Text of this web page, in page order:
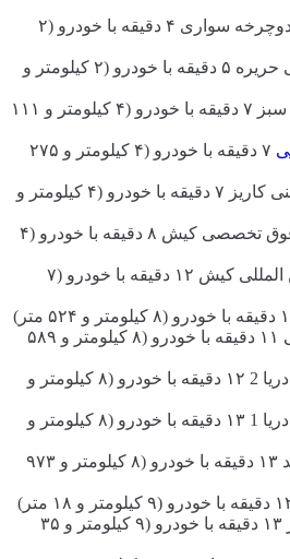
فاصله تا مسیر ویژه دوچرخه سواری ۴ دقیقه با خودرو (۲
فاصله تا شهر باستانی حریره ۵ دقیقه با خودرو (۲ کیلومتر و
فاصله تا پارك درخت سبز ۷ دقیقه با خودرو (۴ کیلومتر و ۱۱۱
۷ دقیقه با خودرو (۴ کیلومتر و ۲۷۵
فاصله تا شهر زیرزمینی کاریز ۷ دقیقه با خودرو (۴ کیلومتر و
فاصله تا بیمارستان فوق تخصصی كیش ۸ دقیقه با خودرو (۴
فاصله تا فرودگاه بین المللی کیش ۱۲ دقیقه با خودرو (۷
فاصله تا کشتی یونانی ۱۱ دقیقه با خودرو (۸ کیلومتر و ۵۸۹
فاصله تا بازار دامون دريا 2 ۱۲ دقیقه با خودرو (۸ کیلومتر و
فاصله تا بازار دامون دریا 1 ۱۳ دقیقه با خودرو (۸ کیلومتر و
فاصله تا بازار مروارید ۱۳ دقیقه با خودرو (۸ کیلومتر و ۹۷۳
فاصله تا پدیده شاندیز ۱۳ دقیقه با خودرو (۹ کیلومتر و ۳۵